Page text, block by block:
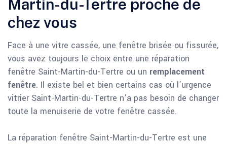
Martin-du-Tertre proche de
chez vous
Face à une vitre cassée, une fenêtre brisée ou fissurée,
vous avez toujours le choix entre une réparation
fenêtre Saint-Martin-du-Tertre ou un remplacement
fenêtre. Il existe bel et bien certains cas où l’urgence
vitrier Saint-Martin-du-Tertre n’a pas besoin de changer
toute la menuiserie de votre fenêtre cassée.
La réparation fenêtre Saint-Martin-du-Tertre est une